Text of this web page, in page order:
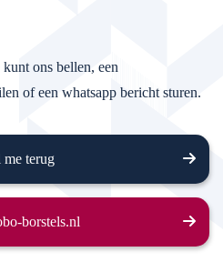
ons bellen, een
of een whatsapp bericht sturen.
me terug
borstels.nl